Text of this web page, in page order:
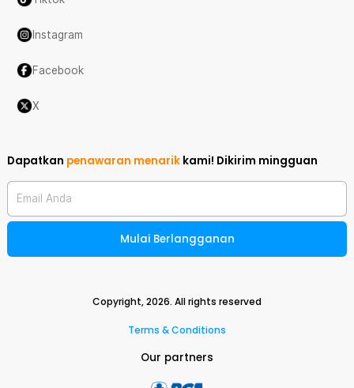
Instagram
Facebook
X
Dapatkan penawaran menarik kami! Dikirim mingguan
Email Anda
Mulai Berlangganan
Copyright,2026. All rights reserved
Terms & Conditions
Our partners